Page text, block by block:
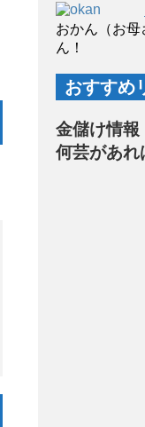
おかん（お
ん！
おすすめ
金儲け情報
何芸があれ